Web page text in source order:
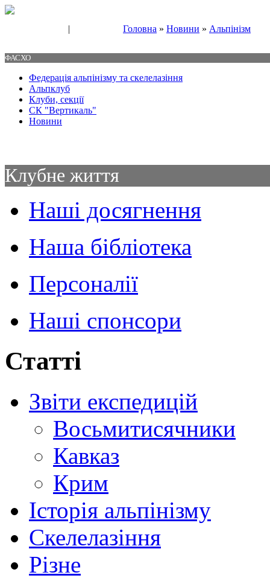
| Головна » Новини » Альпінізм
ФАСХО
Федерація альпінізму та скелелазіння
Альпклуб
Клуби, секції
СК "Вертикаль"
Новини
Клубне життя
Наші досягнення
Наша бібліотека
Персоналії
Наші спонсори
Статті
Звіти експедицій
Восьмитисячники
Кавказ
Крим
Історія альпінізму
Скелелазіння
Різне